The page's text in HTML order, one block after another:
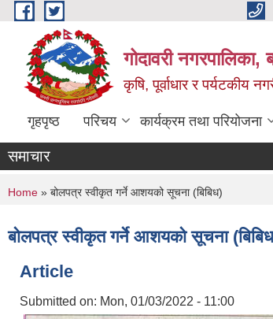
Skip to main content
गोदावरी नगरपालिका,
कृषि, पूर्वाधार र पर्यटकीय
गृहपृष्ठ परिचय कार्यक्रम तथा परियोजना
समाचार
You are here
Home » बोलपत्र स्वीकृत गर्ने आशयको सूचना (बिबिध)
बोलपत्र स्वीकृत गर्ने आशयको सूचना
Article
Submitted on: Mon, 01/03/2022 - 11:00